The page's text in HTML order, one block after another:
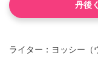
丹後
ライター：ヨッシー（